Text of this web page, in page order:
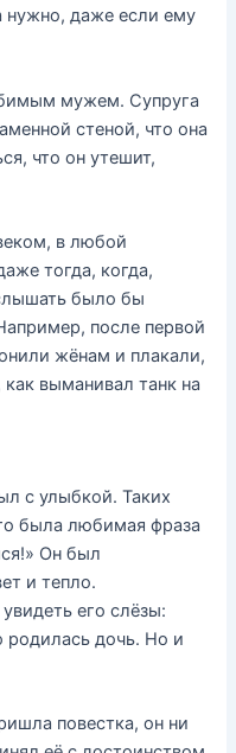
нужно, даже если ему
мужем. Супруга
стеной, что она
что он утешит,
в любой
тогда, когда,
было бы
после первой
жёнам и плакали,
выманивал танк на
с улыбкой. Таких
была любимая фраза
Он был
и тепло.
его слёзы:
родилась дочь. Но и
повестка, он ни